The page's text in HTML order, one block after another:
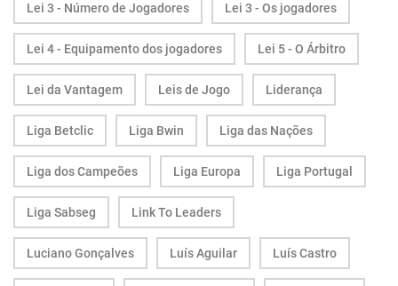
Lei 3 - Número de Jogadores Lei 3 - Os jogadores
Lei 4 - Equipamento dos jogadores Lei 5 - O Árbitro
Lei da Vantagem Leis de Jogo Liderança
Liga Betclic Liga Bwin Liga das Nações
Liga dos Campeões Liga Europa Liga Portugal
Liga Sabseg Link To Leaders
Luciano Gonçalves Luís Aguilar Luís Castro